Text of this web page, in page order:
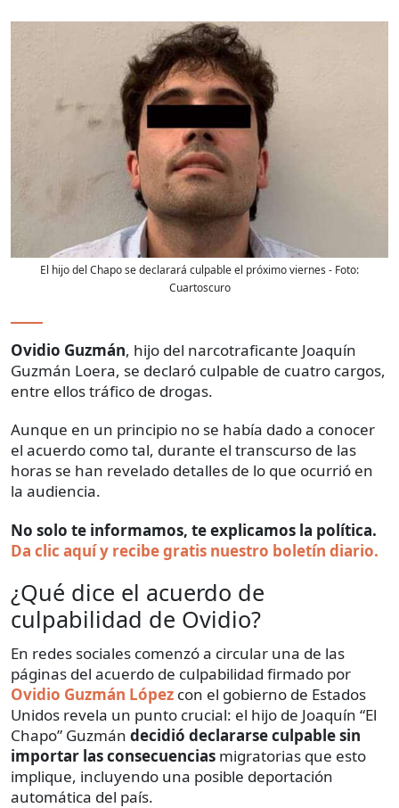
El hijo del Chapo se declarará culpable el próximo viernes - Foto:
Cuartoscuro
Ovidio Guzmán, hijo del narcotraficante Joaquín
Guzmán Loera, se declaró culpable de cuatro cargos,
entre ellos tráfico de drogas.
Aunque en un principio no se había dado a conocer
el acuerdo como tal, durante el transcurso de las
horas se han revelado detalles de lo que ocurrió en
la audiencia.
No solo te informamos, te explicamos la política.
Da clic aquí y recibe gratis nuestro boletín diario.
¿Qué dice el acuerdo de
culpabilidad de Ovidio?
En redes sociales comenzó a circular una de las
páginas del acuerdo de culpabilidad firmado por
Ovidio Guzmán López con el gobierno de Estados
Unidos revela un punto crucial: el hijo de Joaquín “El
Chapo” Guzmán decidió declararse culpable sin
importar las consecuencias migratorias que esto
implique, incluyendo una posible deportación
automática del país.